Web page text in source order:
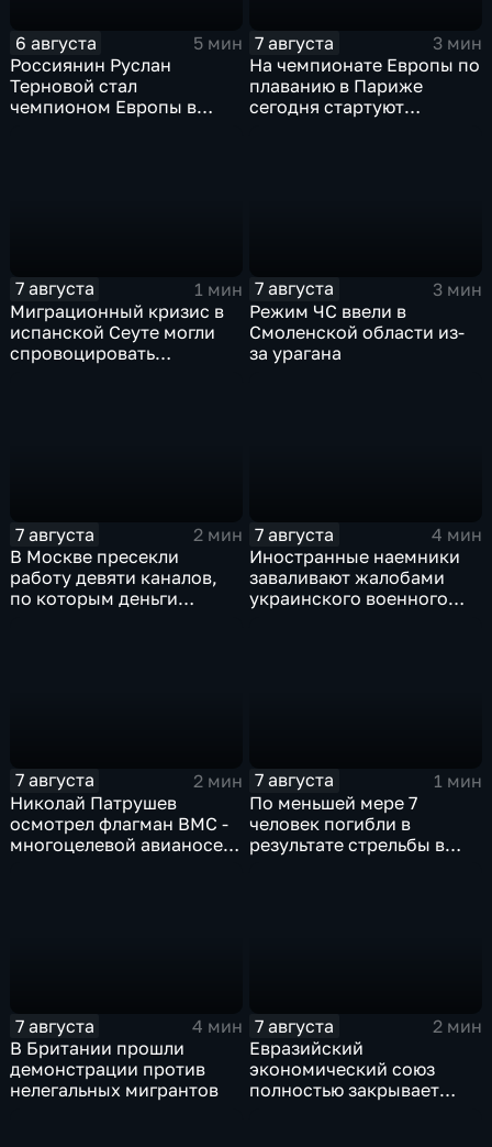
6 августа
5 мин
Россиянин Руслан
Терновой стал
чемпионом Европы в
7 августа
3 мин
На чемпионате Европы по
плаванию в Париже
сегодня стартуют
7 августа
1 мин
Миграционный кризис в
испанской Сеуте могли
спровоцировать
7 августа
3 мин
Режим ЧС ввели в
Смоленской области из-
за урагана
7 августа
2 мин
В Москве пресекли
работу девяти каналов,
по которым деньги
7 августа
4 мин
Иностранные наемники
заваливают жалобами
украинского военного
7 августа
2 мин
Николай Патрушев
осмотрел флагман ВМС -
многоцелевой авианосец
7 августа
1 мин
По меньшей мере 7
человек погибли в
результате стрельбы в
7 августа
4 мин
В Британии прошли
демонстрации против
нелегальных мигрантов
7 августа
2 мин
Евразийский
экономический союз
полностью закрывает